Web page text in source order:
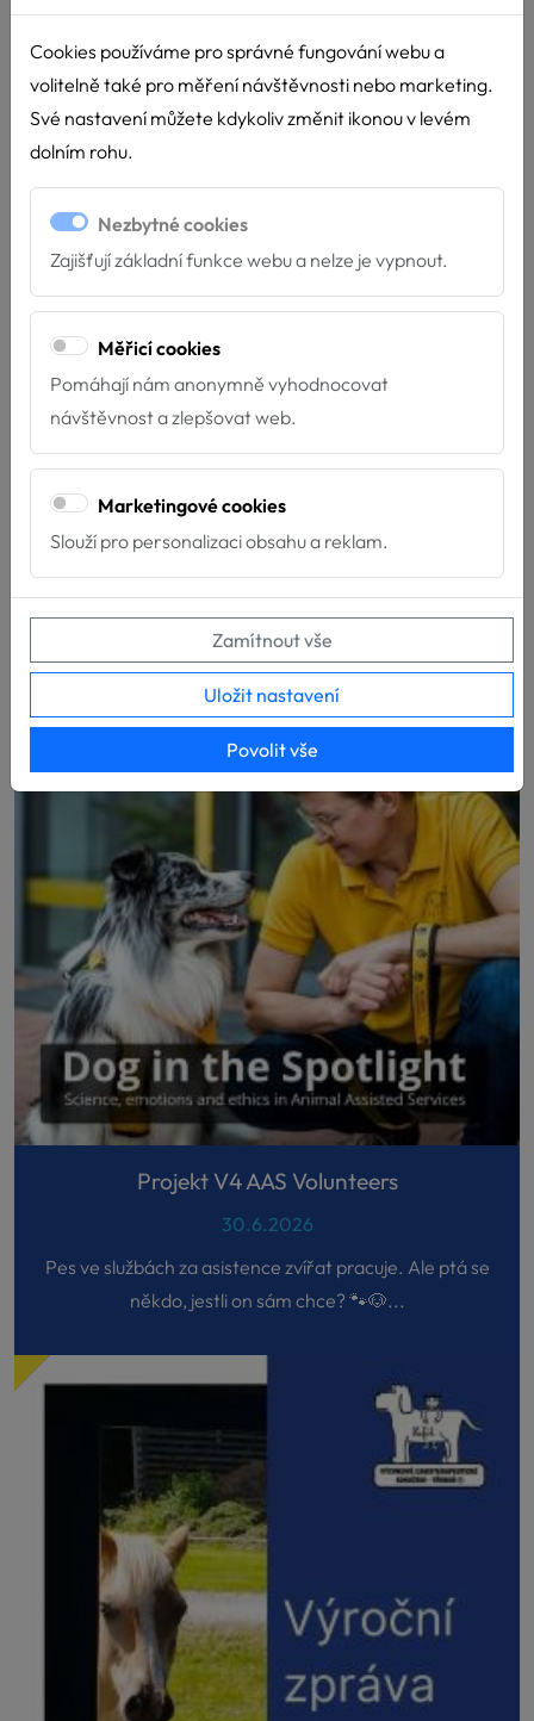
Nové týmy u Hafíka
4.7.2026
Máme velkou radost z nových týmů, které završily
svou přípravu pro poskytování služeb za...
Projekt V4 AAS Volunteers
30.6.2026
Pes ve službách za asistence zvířat pracuje. Ale ptá se
někdo, jestli on sám chce? 🐾🐶...
Cookies používáme pro správné fungování webu a
volitelně také pro měření návštěvnosti nebo marketing.
Své nastavení můžete kdykoliv změnit ikonou v levém
dolním rohu.
Nezbytné cookies
Zajišťují základní funkce webu a nelze je vypnout.
Měřicí cookies
Pomáhají nám anonymně vyhodnocovat
návštěvnost a zlepšovat web.
Marketingové cookies
Slouží pro personalizaci obsahu a reklam.
Zamítnout vše
Uložit nastavení
Povolit vše